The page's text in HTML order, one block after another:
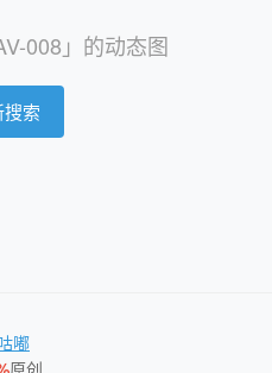
008」的动态图
索
嘟
原创